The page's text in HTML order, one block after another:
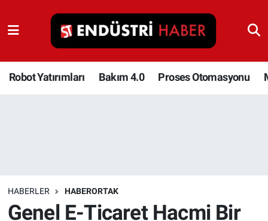
Robot Yatırımları Bakım 4.0 Proses Otomasyonu
HABERLER HABERORTAK
Genel E-Ticaret Hacmi Bir
Robot Yatırımları
Bakım 4.0